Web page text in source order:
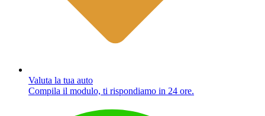
Valuta la tua auto
Compila il modulo, ti rispondiamo in 24 ore.